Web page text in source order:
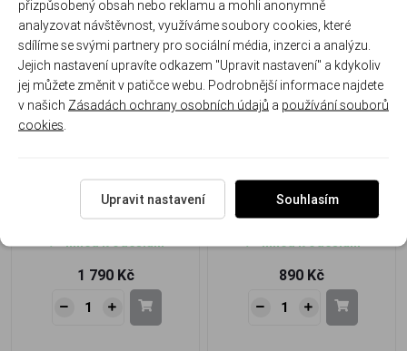
Doprava zdarma
Ihned k odeslání
1 790 Kč
světel
J-453P-V1
Ihned k odeslání
890 Kč
přizpůsobený obsah nebo reklamu a mohli anonymně
analyzovat návštěvnost, využíváme soubory cookies, které
sdílíme se svými partnery pro sociální média, inzerci a analýzu.
Jejich nastavení upravíte odkazem "Upravit nastavení" a kdykoliv
jej můžete změnit v patičce webu. Podrobnější informace najdete
v našich Zásadách ochrany osobních údajů a používání souborů
cookies
Upravit nastavení Souhlasím